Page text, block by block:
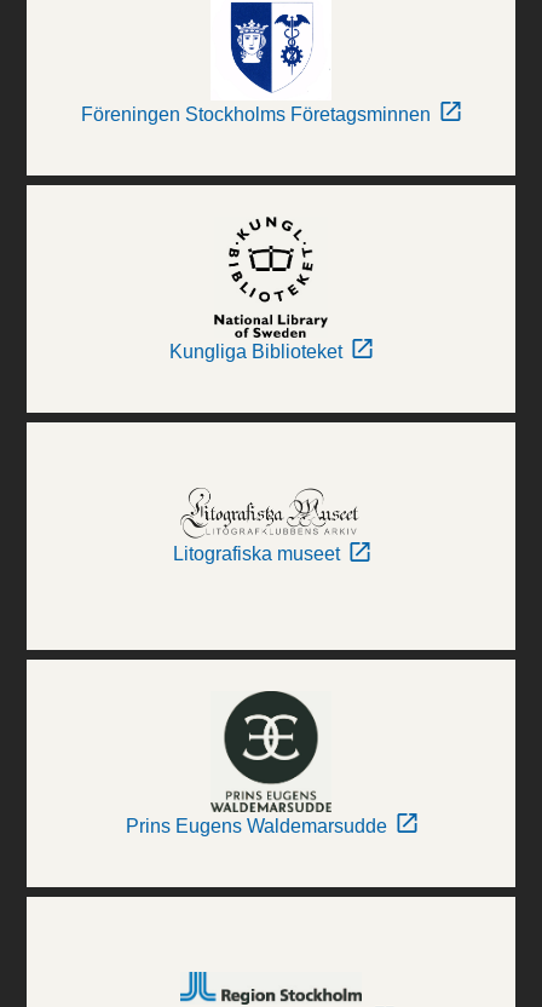
Föreningen Stockholms Företagsminnen
Kungliga Biblioteket
Litografiska museet
Prins Eugens Waldemarsudde